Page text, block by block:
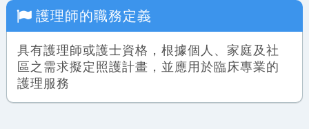
護理師的職務定義
具有護理師或護士資格，根據個人、家庭及社
區之需求擬定照護計畫，並應用於臨床專業的
護理服務